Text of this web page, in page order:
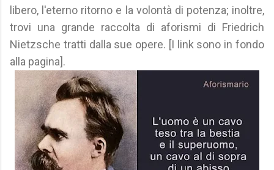
libero, l'eterno ritorno e la volontà di potenza; inoltre,
trovi una grande raccolta di aforismi di Friedrich
Nietzsche tratti dalla sue opere. [I link sono in fondo
alla pagina].